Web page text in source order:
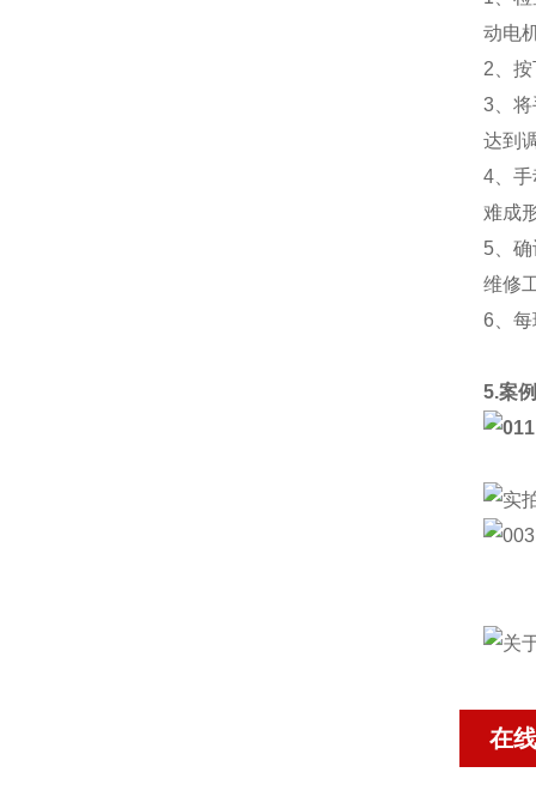
动电
2、
3、
达到
4、
难成
5、
维修
6、
5.案
在